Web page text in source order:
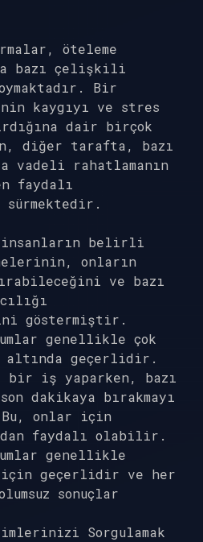
öteleme
bazı çelişkili
Bir
kaygıyı ve stres
dair birçok
diğer tarafta, bazı
vadeli rahatlamanın
faydalı
belirli
onların
ve bazı
göstermiştir.
genellikle çok
geçerlidir.
bir iş yaparken, bazı
dakikaya bırakmayı
onlar için
faydalı olabilir.
genellikle
geçerlidir ve her
sonuçlar
Sorgulamak